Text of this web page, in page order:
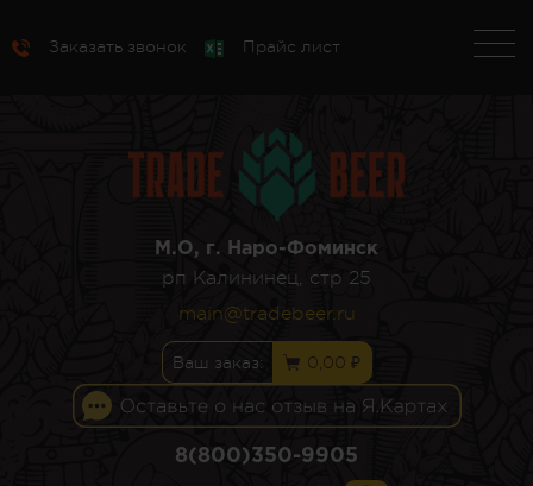
Заказать звонок Прайс лист
М.О, г. Наро-Фоминск
рп Калининец, стр 25
main@tradebeer.ru
Ваш заказ: 0,00 ₽
8(800)350-9905